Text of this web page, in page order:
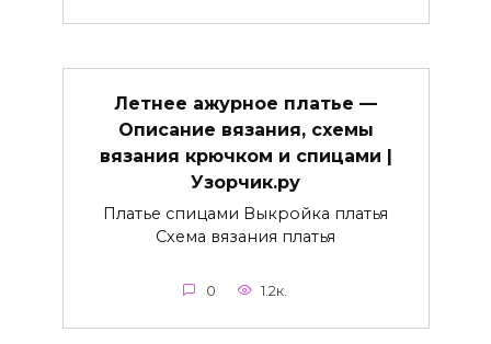
Летнее ажурное платье —
Описание вязания, схемы
вязания крючком и спицами |
Узорчик.ру
Платье спицами Выкройка платья
Схема вязания платья
0 1.2к.